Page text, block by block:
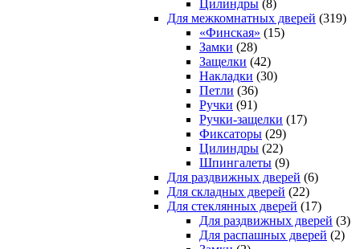
Цилиндры (8)
Для межкомнатных дверей (319)
«Финская» (15)
Замки (28)
Защелки (42)
Накладки (30)
Петли (36)
Ручки (91)
Ручки-защелки (17)
Фиксаторы (29)
Цилиндры (22)
Шпингалеты (9)
Для раздвижных дверей (6)
Для складных дверей (22)
Для стеклянных дверей (17)
Для раздвижных дверей (3)
Для распашных дверей (2)